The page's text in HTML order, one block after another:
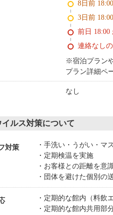
8日前
3日前
前日 18:00
連絡なし
※宿泊プラン
プラン詳細ペ
なし
ルス対策について
対策
手洗い・うがい・マ
定期検温を実施
お客様との距離を意
団体を避けた個別の
定期的な館内（料飲
定期的な館内共用部